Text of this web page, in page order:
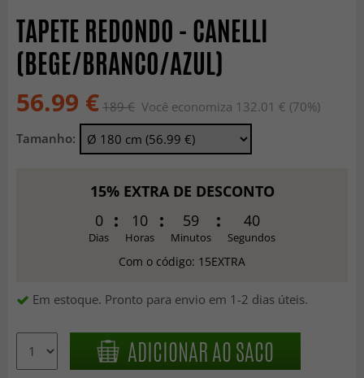
TAPETE REDONDO - CANELLI
(BEGE/BRANCO/AZUL)
56.99 € 189 € Você economiza 132.01 € (70%)
Tamanho:
15% EXTRA DE DESCONTO
0
Dias
10
Horas
59
Minutos
38
Segundos
Com o código: 15EXTRA
Em estoque. Pronto para envio em 1-2 dias úteis.
ADICIONAR AO SACO